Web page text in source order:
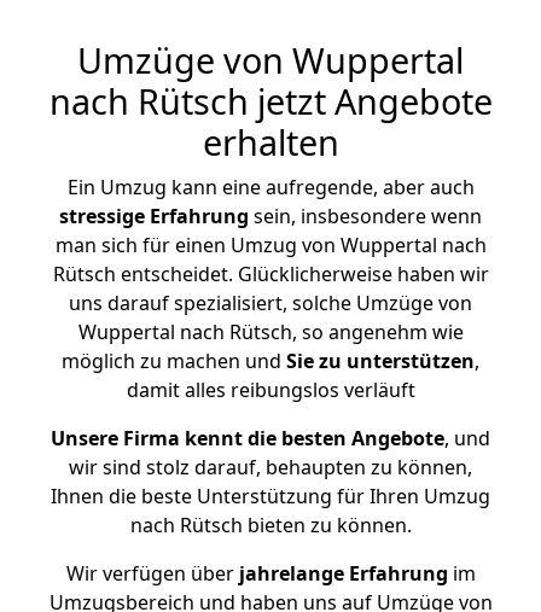
Umzüge von Wuppertal
nach Rütsch jetzt Angebote
erhalten
Ein Umzug kann eine aufregende, aber auch
stressige Erfahrung sein, insbesondere wenn
man sich für einen Umzug von Wuppertal nach
Rütsch entscheidet. Glücklicherweise haben wir
uns darauf spezialisiert, solche Umzüge von
Wuppertal nach Rütsch, so angenehm wie
möglich zu machen und Sie zu unterstützen,
damit alles reibungslos verläuft
Unsere Firma kennt die besten Angebote, und
wir sind stolz darauf, behaupten zu können,
Ihnen die beste Unterstützung für Ihren Umzug
nach Rütsch bieten zu können.
Wir verfügen überjahrelange Erfahrung im
Umzugsbereich und haben uns auf Umzüge von